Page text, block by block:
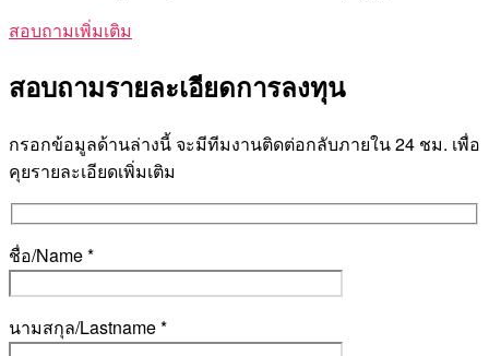
สอบถามเพิ่มเติม
สอบถามรายละเอียดการลงทุน
กรอกข้อมูลด้านล่างนี้ จะมีทีมงานติดต่อกลับภายใน 24 ชม. เพื่อ
คุยรายละเอียดเพิ่มเติม
ชื่อ/Name *
นามสกุล/Lastname *